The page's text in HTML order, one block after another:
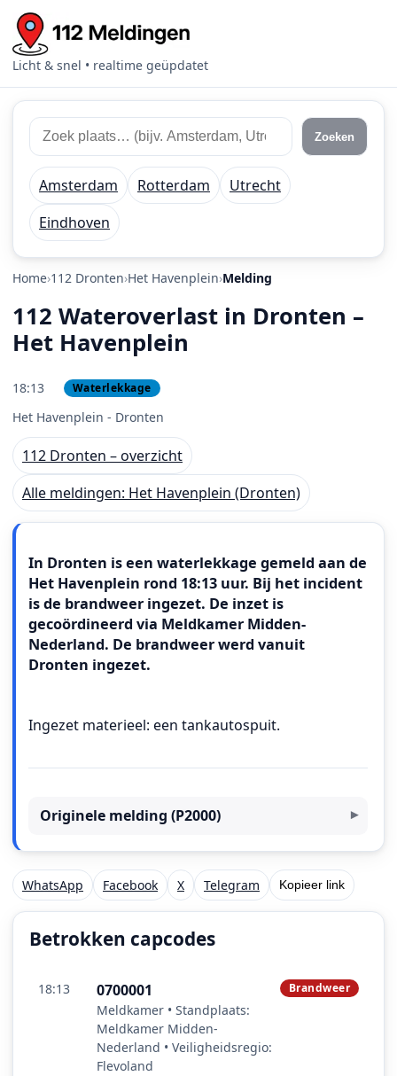
Licht & snel • realtime geüpdatet
Zoek 112 meldingen
Zoek plaats of regio Zoeken
Amsterdam Rotterdam
Utrecht
Eindhoven
Home 112 Dronten Het Havenplein Melding
112 Wateroverlast in Dronten –
Het Havenplein
18:13 Waterlekkage
Het Havenplein - Dronten
112 Dronten – overzicht
Alle meldingen: Het Havenplein (Dronten)
In Dronten is een waterlekkage gemeld aan de
Het Havenplein rond 18:13 uur. Bij het incident
is de brandweer ingezet. De inzet is
gecoördineerd via Meldkamer Midden-
Nederland. De brandweer werd vanuit
Dronten ingezet.
Ingezet materieel: een tankautospuit.
Originele melding (P2000)
WhatsApp Facebook X Telegram Kopieer link
Betrokken capcodes
18:13 0700001
Meldkamer • Standplaats:
Meldkamer Midden-
Nederland • Veiligheidsregio:
Flevoland
Brandweer